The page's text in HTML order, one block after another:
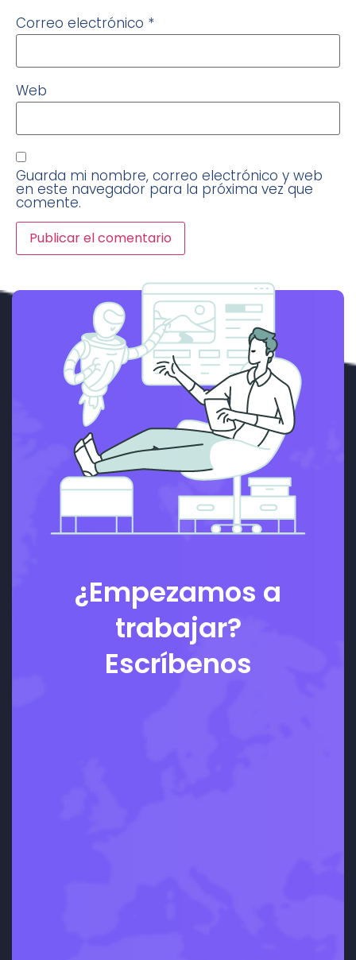
Correo electrónico *
Web
Guarda mi nombre, correo electrónico y web
en este navegador para la próxima vez que
comente.
¿Empezamos a
trabajar?
Escríbenos